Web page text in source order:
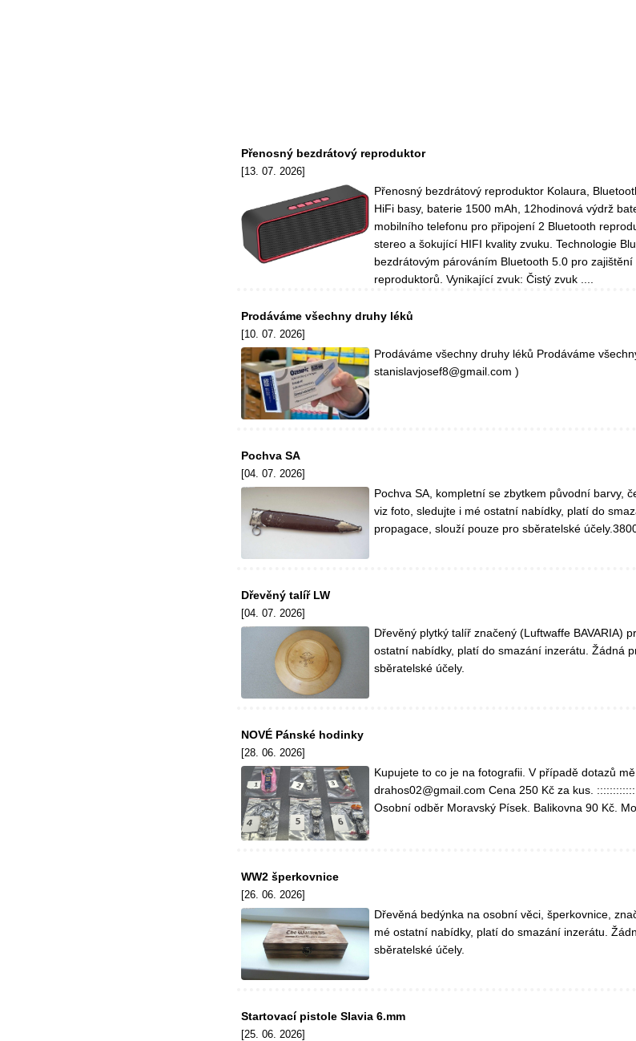
Přenosný bezdrátový reproduktor
[13. 07. 2026]
Přenosný bezdrátový reproduktor Kolaura,
HiFi basy, baterie 1500 mAh, 12hodinová výdrž
mobilního telefonu pro připojení 2 Bluetooth
stereo a šokující HIFI kvality zvuku. Technologie
bezdrátovým párováním Bluetooth 5.0 pro
reproduktorů. Vynikající zvuk: Čistý zvuk ....
Prodáváme všechny druhy léků
[10. 07. 2026]
Prodáváme všechny druhy léků Prodáváme
stanislavjosef8@gmail.com )
Pochva SA
[04. 07. 2026]
Pochva SA, kompletní se zbytkem původní barvy,
viz foto, sledujte i mé ostatní nabídky, platí do
propagace, slouží pouze pro sběratelské
Dřevěný talíř LW
[04. 07. 2026]
Dřevěný plytký talíř značený (Luftwaffe BAVARIA)
ostatní nabídky, platí do smazání inzerátu. Žádná
sběratelské účely.
NOVÉ Pánské hodinky
[28. 06. 2026]
Kupujete to co je na fotografii. V případě dotazů
drahos02@gmail.com Cena 250 Kč za kus.
Osobní odběr Moravský Písek. Balikovna 90 Kč.
WW2 šperkovnice
[26. 06. 2026]
Dřevěná bedýnka na osobní věci, šperkovnice,
mé ostatní nabídky, platí do smazání inzerátu.
sběratelské účely.
Startovací pistole Slavia 6.mm
[25. 06. 2026]